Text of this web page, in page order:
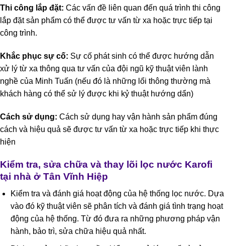
Thi công lắp đặt: Các vấn đề liên quan đến quá trình thi công
lắp đặt sản phẩm có thể được tư vấn từ xa hoặc trực tiếp tại
công trình.
Khắc phục sự cố: Sự cố phát sinh có thể được hướng dẫn
xử lý từ xa thông qua tư vấn của đội ngũ kỹ thuật viên lành
nghề của Minh Tuấn (nếu đó là những lổi thông thường mà
khách hàng có thể sử lý được khi kỷ thuật hướng dẩn)
Cách sử dụng: Cách sử dụng hay vận hành sản phẩm đúng
cách và hiệu quả sẽ được tư vấn từ xa hoặc trực tiếp khi thực
hiện
Kiểm tra, sửa chữa và thay lõi lọc nước Karofi
tại nhà ở Tân Vĩnh Hiệp
Kiểm tra và đánh giá hoạt động của hệ thống lọc nước. Dựa
vào đó kỹ thuật viên sẽ phân tích và đánh giá tình trạng hoạt
động của hệ thống. Từ đó đưa ra những phương pháp vận
hành, bảo trì, sửa chữa hiệu quả nhất.